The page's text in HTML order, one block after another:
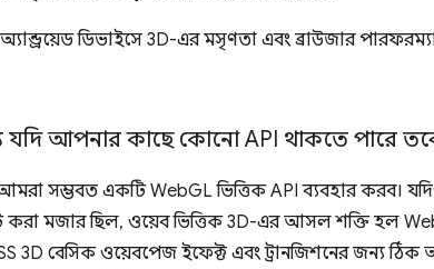
ডিভাইসে 3D-এর মসৃণতা এবং ব্রাউজার
আপনার কাছে কোনো API থাকতে পারে
সম্ভবত একটি WebGL ভিত্তিক API ব্যবহার করব।
করা মজার ছিল, ওয়েব ভিত্তিক 3D-এর আসল শক্তি হল
3D বেসিক ওয়েবপেজ ইফেক্ট এবং ট্রানজিশনের জন্য